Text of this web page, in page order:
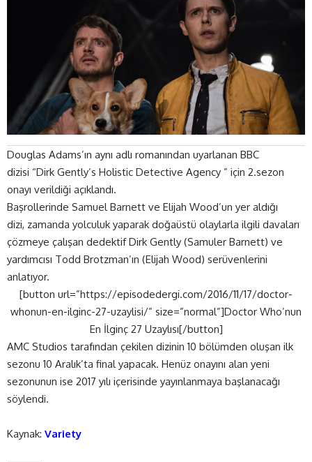
Douglas Adams’ın aynı adlı romanından uyarlanan BBC
dizisi “Dirk Gently’s Holistic Detective Agency ” için 2.sezon
onayı verildiği açıklandı.
Başrollerinde Samuel Barnett ve Elijah Wood’un yer aldığı
dizi, zamanda yolculuk yaparak doğaüstü olaylarla ilgili davaları
çözmeye çalışan dedektif Dirk Gently (Samuler Barnett) ve
yardımcısı Todd Brotzman’ın (Elijah Wood) serüvenlerini
anlatıyor.
[button url=”https://episodedergi.com/2016/11/17/doctor-
whonun-en-ilginc-27-uzaylisi/” size=”normal”]Doctor Who’nun
En İlginç 27 Uzaylısı[/button]
AMC Studios tarafından çekilen dizinin 10 bölümden oluşan ilk
sezonu 10 Aralık’ta final yapacak. Henüz onayını alan yeni
sezonunun ise 2017 yılı içerisinde yayınlanmaya başlanacağı
söylendi.
Kaynak: Variety